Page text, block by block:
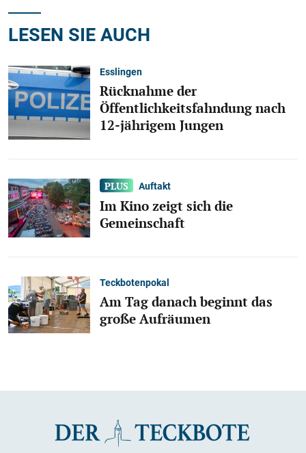
LESEN SIE AUCH
Esslingen
Rücknahme der
Öffentlichkeitsfahndung nach
12-jährigem Jungen
Auftakt
Im Kino zeigt sich die
Gemeinschaft
Teckbotenpokal
Am Tag danach beginnt das
große Aufräumen